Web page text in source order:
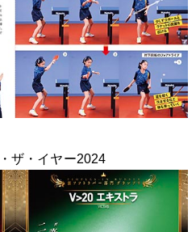
ザ・イヤー2024